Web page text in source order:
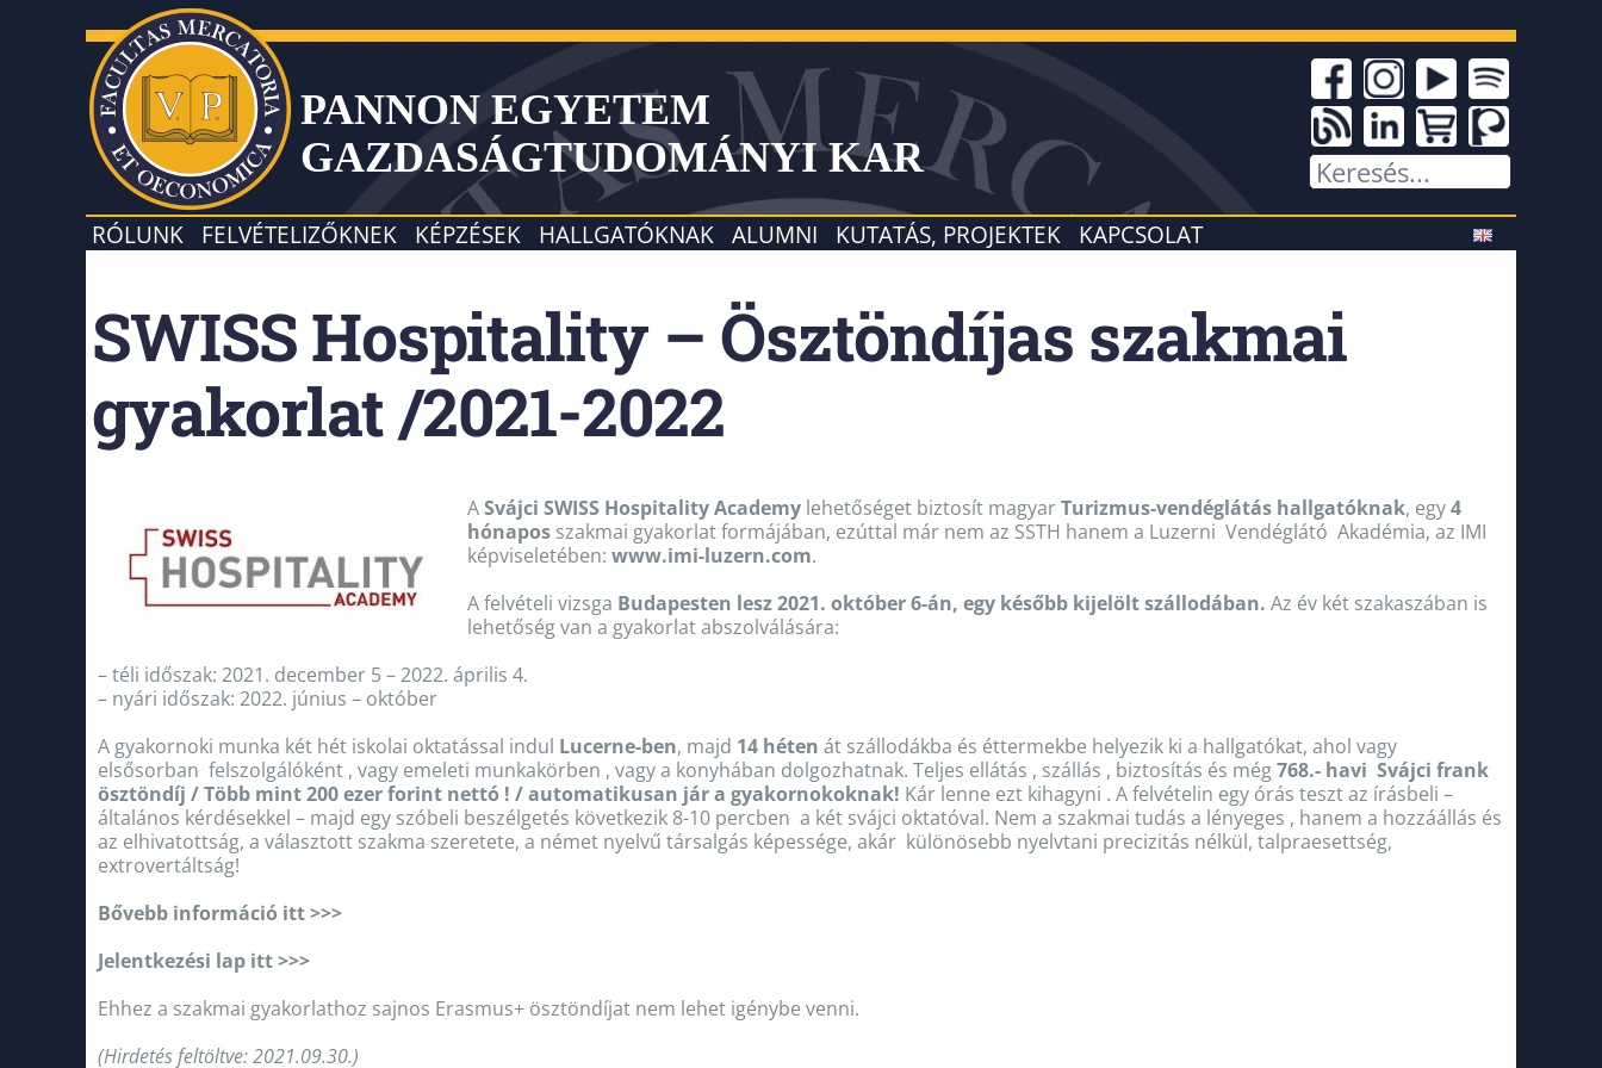
PANNON EGYETEM
GAZDASÁGTUDOMÁNYI KAR
RÓLUNK FELVÉTELIZŐKNEK KÉPZÉSEK HALLGATÓKNAK ALUMNI KUTATÁS, PROJEKTEK KAPCSOLAT
SWISS Hospitality – Ösztöndíjas szakmai
gyakorlat /2021-2022
ASvájci SWISS Hospitality Academy lehetőséget biztosít magyarTurizmus-vendéglátás hallgatóknak, egy4
hónapos szakmai gyakorlat formájában, ezúttal már nem az SSTH hanem a Luzerni Vendéglátó Akadémia, az IMI
képviseletében: www.imi-luzern.com.
A felvételi vizsga Budapesten lesz 2021. október 6-án, egy később kijelölt szállodában. Az év két szakaszában is
lehetőség van a gyakorlat abszolválására:
– téli időszak: 2021. december 5 – 2022. április 4.
– nyári időszak: 2022. június – október
A gyakornoki munka két hét iskolai oktatással indul Lucerne-ben, majd 14 héten át szállodákba és éttermekbe helyezik ki a hallgatókat, ahol vagy
elsősorban felszolgálóként , vagy emeleti munkakörben , vagy a konyhában dolgozhatnak. Teljes ellátás , szállás , biztosítás és még768.- havi Svájci frank
ösztöndíj / Több mint 200 ezer forint nettó ! / automatikusan jár a gyakornokoknak! Kár lenne ezt kihagyni . A felvételin egy órás teszt az írásbeli –
általános kérdésekkel – majd egy szóbeli beszélgetés következik 8-10 percben a két svájci oktatóval. Nem a szakmai tudás a lényeges , hanem a hozzáállás és
az elhivatottság, a választott szakma szeretete, a német nyelvű társalgás képessége, akár különösebb nyelvtani precizitás nélkül, talpraesettség,
extrovertáltság!
Bővebb információ itt >>>
Jelentkezési lap itt >>>
Ehhez a szakmai gyakorlathoz sajnos Erasmus+ ösztöndíjat nem lehet igénybe venni.
(Hirdetés feltöltve: 2021.09.30.)